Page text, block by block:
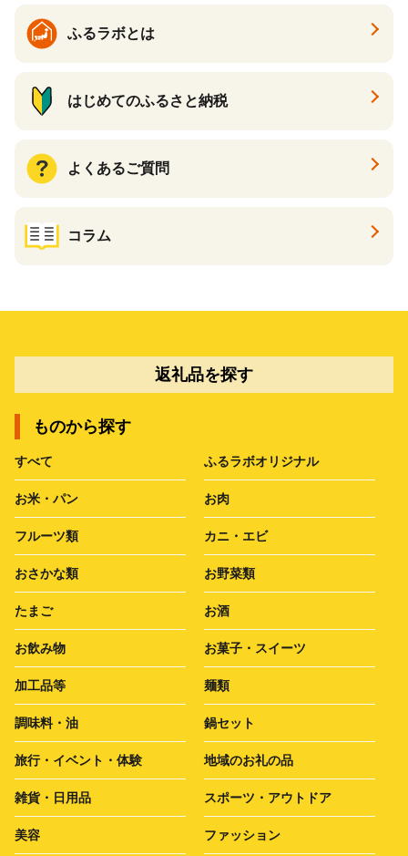
ふるラボとは
はじめてのふるさと納税
よくあるご質問
コラム
返礼品を探す
ものから探す
すべて ふるラボオリジナル
お米・パン お肉
フルーツ類 カニ・エビ
おさかな類 お野菜類
たまご お酒
お飲み物 お菓子・スイーツ
加工品等 麺類
調味料・油 鍋セット
旅行・イベント・体験 地域のお礼の品
雑貨・日用品 スポーツ・アウトドア
美容 ファッション